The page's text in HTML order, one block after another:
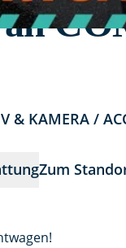
& KAMERA /
Zum